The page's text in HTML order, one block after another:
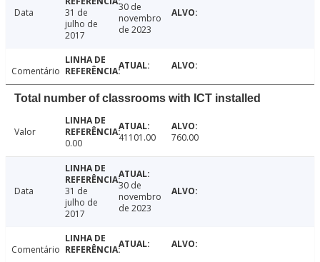
Data
31 de
julho de
2017
30 de
novembro
de 2023
Comentário
Total number of classrooms with ICT installed
Valor
0.00
41101.00 760.00
Data
31 de
julho de
2017
30 de
novembro
de 2023
Comentário